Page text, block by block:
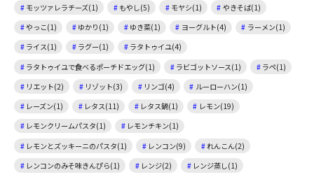
モッツァレラチーズ(1)
もやし(5) モヤシ(1)
やきそば(1)
やっこ(1)
ゆかり(1) ゆき菜(1) ヨーグルト(4)
ラーメン(1)
ライス(1)
ラグー(1)
ラタトゥイユ(4)
ラタトゥイユで食べるポーチドエッグ(1)
ラビゴットソース(1)
ラペ(1)
リエット(2)
リゾット(3) リンゴ(4)
ルーローハン(1)
レーズン(1)
レタス(11) レタス鍋(1)
レモン(19)
レモンクリームパスタ(1)
レモンチキン(1)
レモンとズッキーニのパスタ(1)
レンコン(9)
れんこん(2)
レンコンのみそ味きんぴら(1)
レンジ(2)
レンジ蒸し(1)